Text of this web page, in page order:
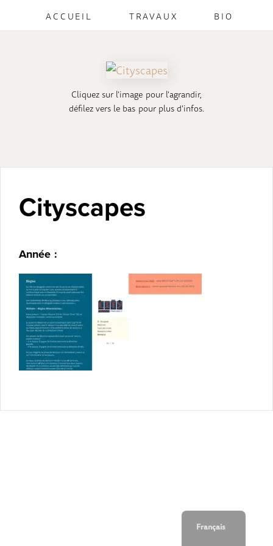
ACCUEIL TRAVAUX BIO
Cliquez sur l'image pour l'agrandir,
défilez vers le bas pour plus d'infos.
Cityscapes
Année :
Français